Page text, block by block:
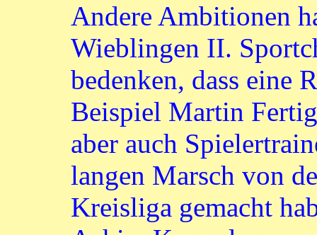
Andere Ambitionen
Wieblingen II.
bedenken, dass eine
Beispiel Martin
aber auch
langen Marsch von
Kreisliga gemacht